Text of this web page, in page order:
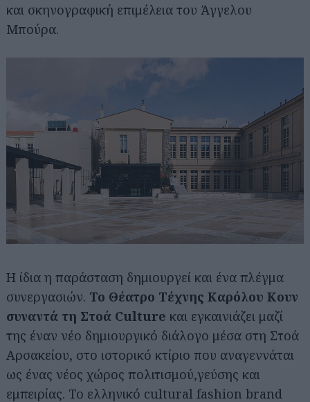
και σκηνογραφική επιμέλεια του Άγγελου
Μπούρα.
Η ίδια η παράσταση δημιουργεί και ένα πλέγμα
συνεργασιών. Το Θέατρο Τέχνης Καρόλου Κουν
συναντά τη Στοά Culture και εγκαινιάζει μαζί
της έναν νέο δημιουργικό διάλογο μέσα στη Στοά
Αρσακείου, στο ιστορικό κτίριο που αναγεννάται
ως ένας νέος χώρος πολιτισμού,γεύσης και
εμπειρίας. Το ελληνικό cultural fashion brand